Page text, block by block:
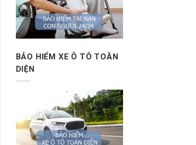
BẢO HIỂM XE Ô TÔ TOÀN
DIỆN